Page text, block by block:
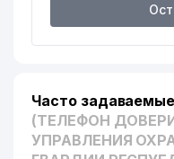
Часто
(ТЕЛЕФОН
УПРАВЛЕНИЯ